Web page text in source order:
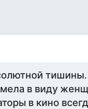
тишины.
в виду
в кино